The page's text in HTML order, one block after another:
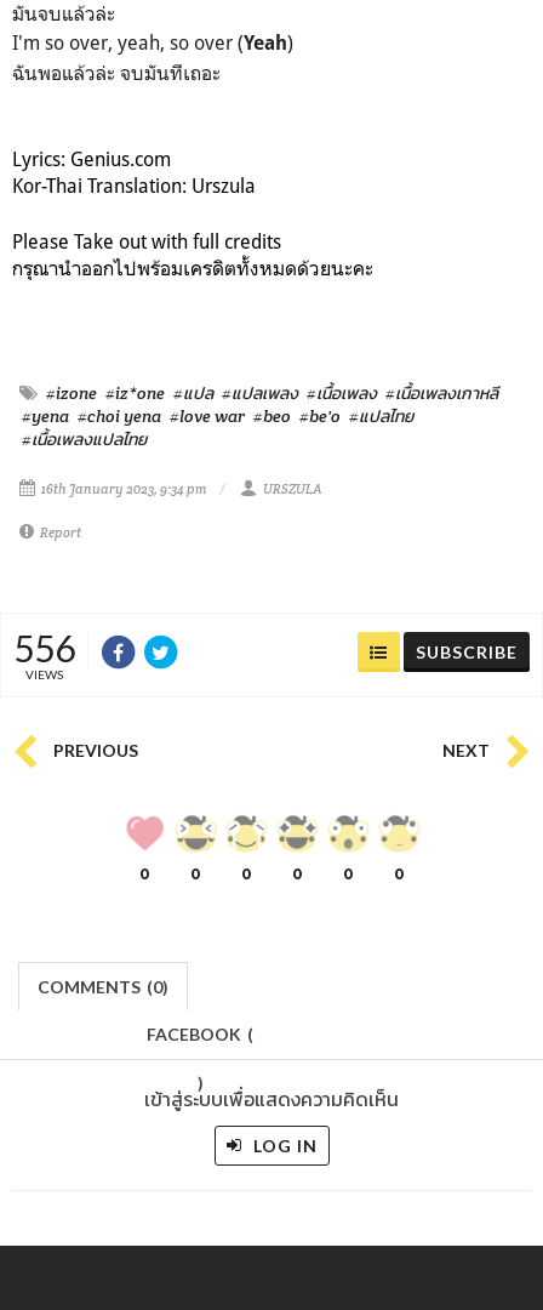
มันจบแล้วล่ะ
I'm so over, yeah, so ovеr (Yeah)
ฉันพอแล้วล่ะ จบมันทีเถอะ
Lyrics: Genius.com
Kor-Thai Translation: Urszula
Please Take out with full credits
กรุณานำออกไปพร้อมเครดิตทั้งหมดด้วยนะคะ
#izone #iz*one #แปล #แปลเพลง #เนื้อเพลง #เนื้อเพลงเกาหลี
#yena #choi yena #love war #beo #be'o #แปลไทย
#เนื้อเพลงแปลไทย
16th January 2023, 9:34 pm URSZULA
Report
556
VIEWS
SUBSCRIBE
PREVIOUS NEXT
0 0 0 0 0 0
COMMENTS (0)
FACEBOOK (
)
เข้าสู่ระบบเพื่อแสดงความคิดเห็น
LOG IN